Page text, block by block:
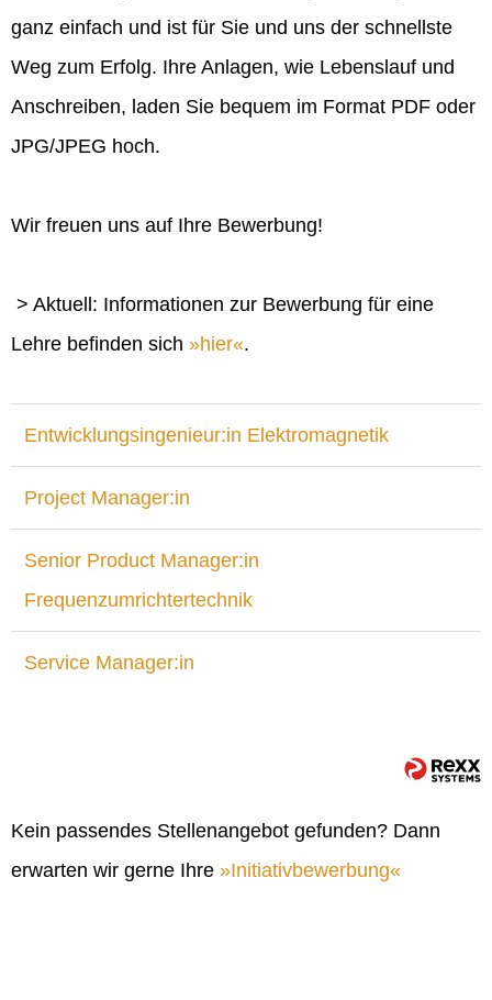
ganz einfach und ist für Sie und uns der schnellste
Weg zum Erfolg. Ihre Anlagen, wie Lebenslauf und
Anschreiben, laden Sie bequem im Format PDF oder
JPG/JPEG hoch.
Wir freuen uns auf Ihre Bewerbung!
> Aktuell: Informationen zur Bewerbung für eine
Lehre befinden sich
hier .
Entwicklungsingenieur:in Elektromagnetik
Project Manager:in
Senior Product Manager:in
Frequenzumrichtertechnik
Service Manager:in
Kein passendes Stellenangebot gefunden? Dann
erwarten wir gerne Ihre
Initiativbewerbung